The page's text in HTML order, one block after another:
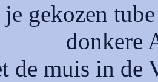
gekozen
donkere
de muis in de